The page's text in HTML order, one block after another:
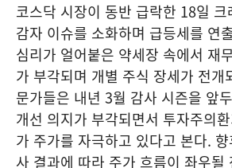
코스닥 시장이 동반 급락한 18일
감자 이슈를 소화하며 급등세를 연
심리가 얼어붙은 약세장 속에서 재
가 부각되며 개별 주식 장세가 전개
문가들은 내년 3월 감사 시즌을 앞
개선 의지가 부각되면서 투자주의
가 주가를 자극하고 있다고 본다.
사 결과에 따라 주가 흐름이 좌우될